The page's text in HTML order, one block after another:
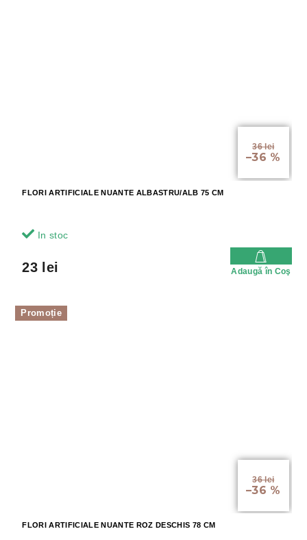
36 lei
–36 %
FLORI ARTIFICIALE NUANTE ALBASTRU/ALB 75 CM
In stoc
23 lei Adaugă în Coş
Promoție
36 lei
–36 %
FLORI ARTIFICIALE NUANTE ROZ DESCHIS 78 CM